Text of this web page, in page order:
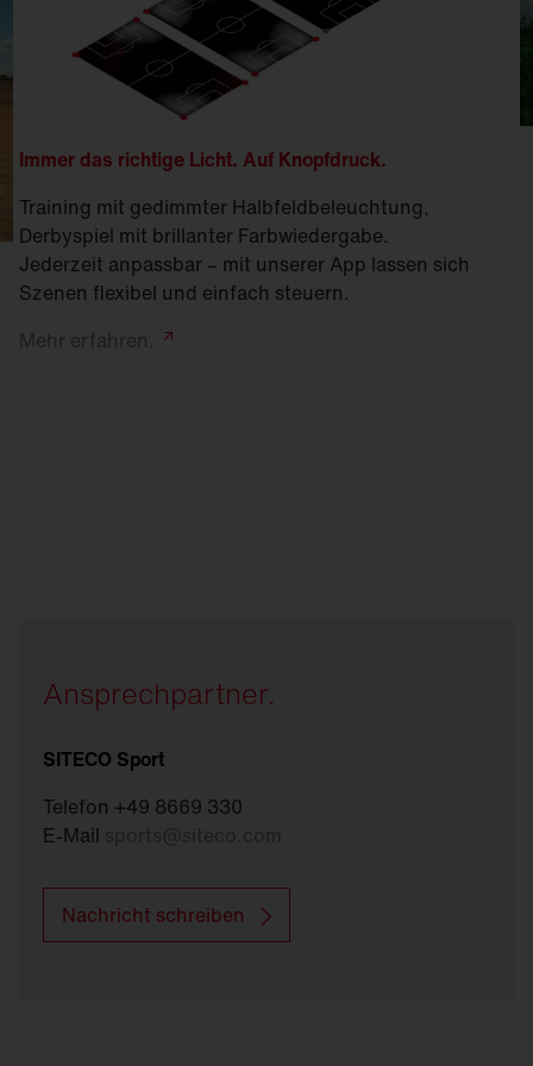
Immer das richtige Licht. Auf Knopfdruck.
Training mit gedimmter Halbfeldbeleuchtung,
Derbyspiel mit brillanter Farb­wiedergabe.
Jederzeit anpassbar – mit unserer App lassen sich
Szenen flexibel und einfach steuern.
Mehr erfahren.
Ansprechpartner.
SITECO Sport
Telefon +49 8669 330
E-Mail
Nachricht schreiben